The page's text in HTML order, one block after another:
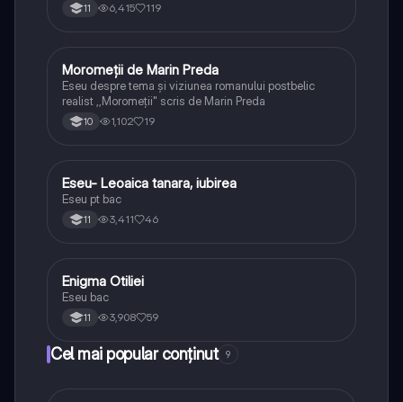
11 6,415 119
Limba și literatura română
Moromeții de Marin Preda
Eseu despre tema și viziunea romanului postbelic
realist ,,Moromeții" scris de Marin Preda
10 1,102 19
Limba și literatura română
Eseu- Leoaica tanara, iubirea
Eseu pt bac
11 3,411 46
Limba și literatura română
Enigma Otiliei
Eseu bac
11 3,908 59
Cel mai popular conținut 9